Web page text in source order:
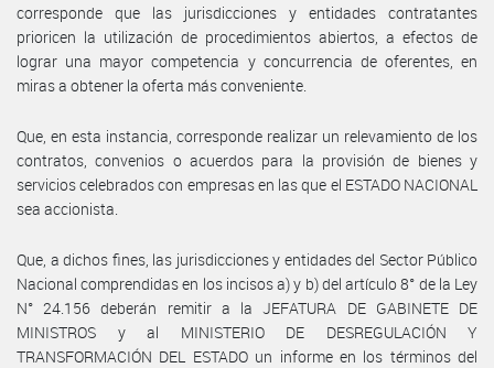
corresponde que las jurisdicciones y entidades contratantes
prioricen la utilización de procedimientos abiertos, a efectos de
lograr una mayor competencia y concurrencia de oferentes, en
miras a obtener la oferta más conveniente.
Que, en esta instancia, corresponde realizar un relevamiento de los
contratos, convenios o acuerdos para la provisión de bienes y
servicios celebrados con empresas en las que el ESTADO NACIONAL
sea accionista.
Que, a dichos fines, las jurisdicciones y entidades del Sector Público
Nacional comprendidas en los incisos a) y b) del artículo 8° de la Ley
N° 24.156 deberán remitir a la JEFATURA DE GABINETE DE
MINISTROS y al MINISTERIO DE DESREGULACIÓN Y
TRANSFORMACIÓN DEL ESTADO un informe en los términos del